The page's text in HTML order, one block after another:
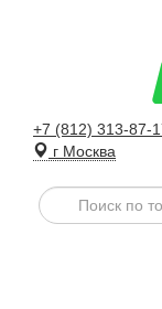
+7 (812) 313-87-
г Москва